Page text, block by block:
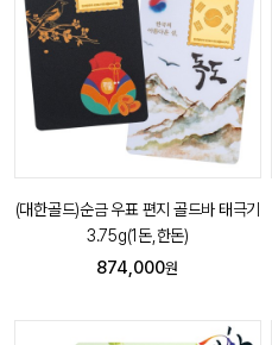
(대한골드)순금 우표 편지 골드바 태극기
3.75g(1돈,한돈)
874,000원